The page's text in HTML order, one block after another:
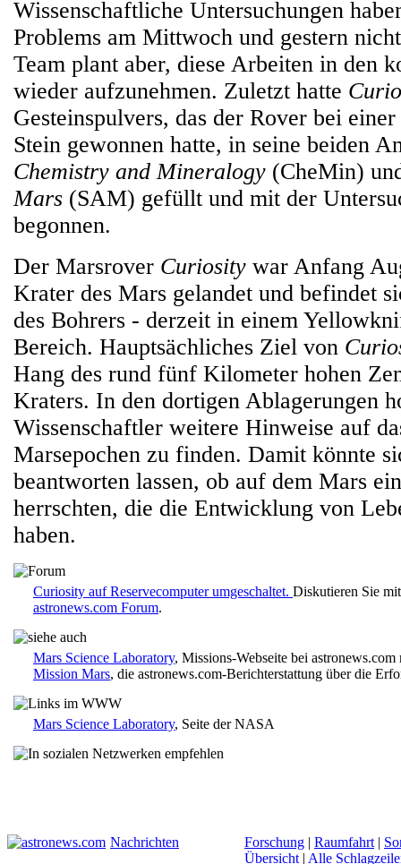
Wissenschaftliche Untersuchungen
Problems am Mittwoch und gestern
Team plant aber, diese Arbeiten in den
wieder aufzunehmen. Zuletzt hatte
Gesteinspulvers, das der Rover bei
Stein gewonnen hatte, in seine beiden
Chemistry and Mineralogy (CheMin)
Mars (SAM) gefüllt und mit der
begonnen.
Der Marsrover Curiosity war Anfang
Krater des Mars gelandet und befindet
des Bohrers - derzeit in einem
Bereich. Hauptsächliches Ziel von
Hang des rund fünf Kilometer hohen
Kraters. In den dortigen Ablagerungen
Wissenschaftler weitere Hinweise auf
Marsepochen zu finden. Damit könnte
beantworten lassen, ob auf dem Mars
herrschten, die die Entwicklung von
haben.
Curiosity auf Reservecomputer umgeschaltet. Diskutieren Sie
astronews.com Forum.
Mars Science Laboratory, Missions-Webseite bei
Mission Mars, die astronews.com-Berichterstattung über die
Mars Science Laboratory, Seite der NASA
Nachrichten Forschung | Raumfahrt |
Übersicht | Alle